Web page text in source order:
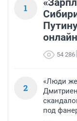
1
54 286
2
«Люди же
под